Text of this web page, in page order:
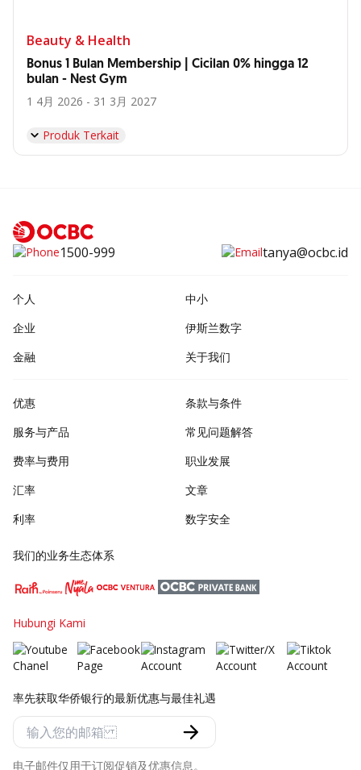
Beauty & Health
Bonus 1 Bulan Membership | Cicilan 0% hingga 12
bulan - Nest Gym
1 4月 2026 - 31 3月 2027
Produk Terkait
1500-999 tanya@ocbc.id
个人
中小
企业
伊斯兰数字
金融
关于我们
优惠
服务与产品
费率与费用
汇率
利率
条款与条件
常见问题解答
职业发展
文章
数字安全
我们的业务生态体系
Hubungi Kami
率先获取华侨银行的最新优惠与最佳礼遇
电子邮件仅用于订阅促销及优惠信息。